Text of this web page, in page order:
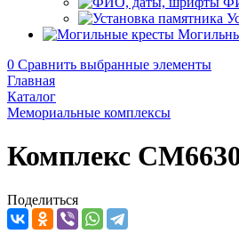
0 Сравнить выбранные элементы
Главная
Каталог
Мемориальные комплексы
Комплекс
Поделиться